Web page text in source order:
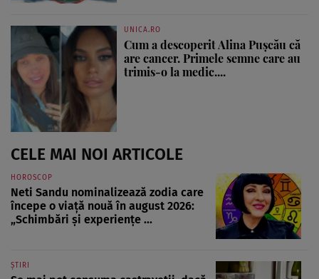
UNICA.RO
Cum a descoperit Alina Pușcău că
are cancer. Primele semne care au
trimis-o la medic....
CELE MAI NOI ARTICOLE
HOROSCOP
Neti Sandu nominalizează zodia care
începe o viață nouă în august 2026:
„Schimbări și experiențe ...
ȘTIRI